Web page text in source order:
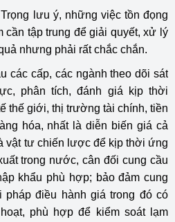
lưu ý, những việc tồn đọng
cần tập trung để giải quyết, xử lý
nhưng phải rất chắc chắn.
các cấp, các ngành theo dõi sát
phân tích, đánh giá kịp thời
thế giới, thị trường tài chính, tiền
hóa, nhất là diễn biến giá cả
vật tư chiến lược để kịp thời ứng
trong nước, cân đối cung cầu
khẩu phù hợp; bảo đảm cung
điều hành giá trong đó có
phù hợp để kiểm soát lạm